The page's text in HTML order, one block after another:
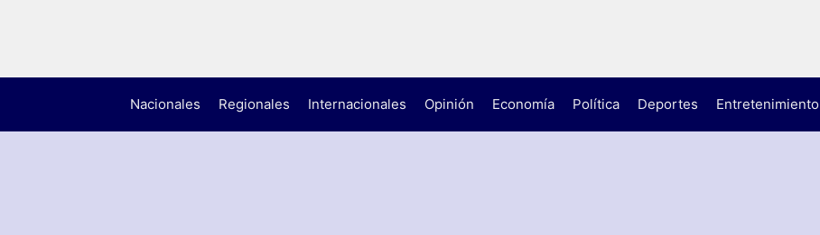
Nacionales Regionales Internacionales Opinión Economía Política Deportes Entretenimiento